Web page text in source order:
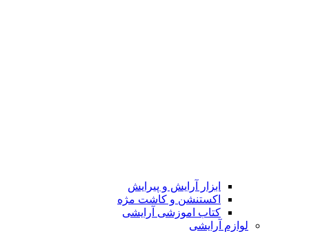
ابزار آرایش و پیرایش
اکستنشن و کاشت مژه
کتاب اموزشی آرایشی
لوازم آرایشی